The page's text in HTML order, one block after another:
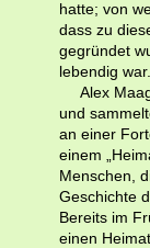
hatte; von
dass zu
gegründet
lebendig war.
Alex Maag
und
an einer
einem
Menschen,
Geschichte
Bereits im
einen